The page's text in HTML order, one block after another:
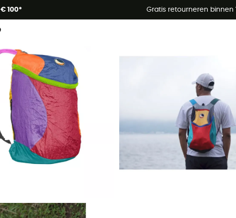
€ 100* Gratis retourneren binnen
Zomeraanbiedingen 🔥 -5% EXTRA vanaf 2